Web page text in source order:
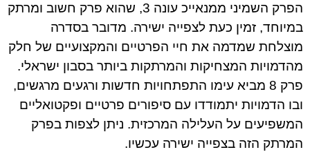
הפרק השמיני ממנאייכ עונה 3, שהוא פרק חשוב ומרתק
במיוחד, זמין כעת לצפייה ישירה. מדובר בסדרה
מוצלחת שמדמה את חיי הפרטיים והמקצועיים של חלק
מהדמויות המצחיקות והמרתקות ביותר בסבון ישראלי.
פרק 8 מביא עימו התפתחויות חדשות ורגעים מרגשים,
ובו הדמויות יתמודדו עם סיפורים פרטיים ופקטואליים
המשפיעים על העלילה המרכזית. ניתן לצפות בפרק
המרתק הזה בצפייה ישירה עכשיו.